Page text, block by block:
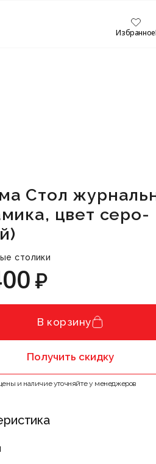
Избранное
Стол
цвет серо-
столики
₽
В корзину
Получить скидку
и наличие уточняйте у менеджеров